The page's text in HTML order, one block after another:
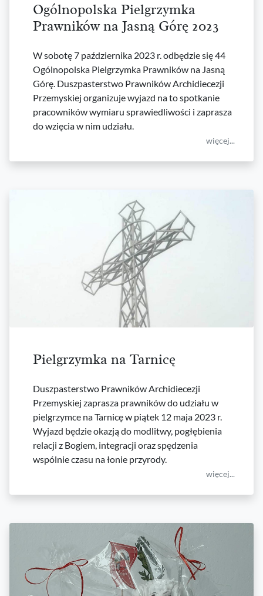
Ogólnopolska Pielgrzymka
Prawników na Jasną Górę 2023
W sobotę 7 października 2023 r. odbędzie się 44
Ogólnopolska Pielgrzymka Prawników na Jasną
Górę. Duszpasterstwo Prawników Archidiecezji
Przemyskiej organizuje wyjazd na to spotkanie
pracowników wymiaru sprawiedliwości i zaprasza
do wzięcia w nim udziału.
więcej...
Pielgrzymka na Tarnicę
Duszpasterstwo Prawników Archidiecezji
Przemyskiej zaprasza prawników do udziału w
pielgrzymce na Tarnicę w piątek 12 maja 2023 r.
Wyjazd będzie okazją do modlitwy, pogłębienia
relacji z Bogiem, integracji oraz spędzenia
wspólnie czasu na łonie przyrody.
więcej...